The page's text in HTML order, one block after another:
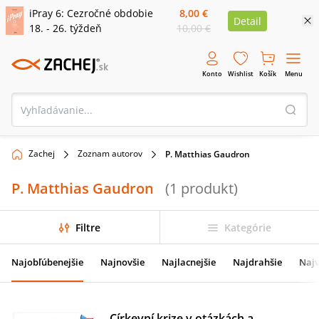
iPray 6: Cezročné obdobie
18. - 26. týždeň
8,00 €
10,00 €
Detail
Konto Wishlist Košík Menu
Zachej Zoznam autorov P. Matthias Gaudron
P. Matthias Gaudron (1 produkt)
Filtre Kategórie
Najobľúbenejšie Najnovšie Najlacnejšie Najdrahšie